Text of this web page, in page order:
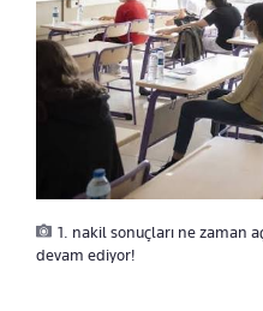
1. nakil sonuçları ne zaman
devam ediyor!